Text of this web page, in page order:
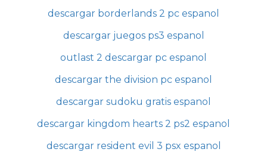
descargar borderlands 2 pc espanol
descargar juegos ps3 espanol
outlast 2 descargar pc espanol
descargar the division pc espanol
descargar sudoku gratis espanol
descargar kingdom hearts 2 ps2 espanol
descargar resident evil 3 psx espanol